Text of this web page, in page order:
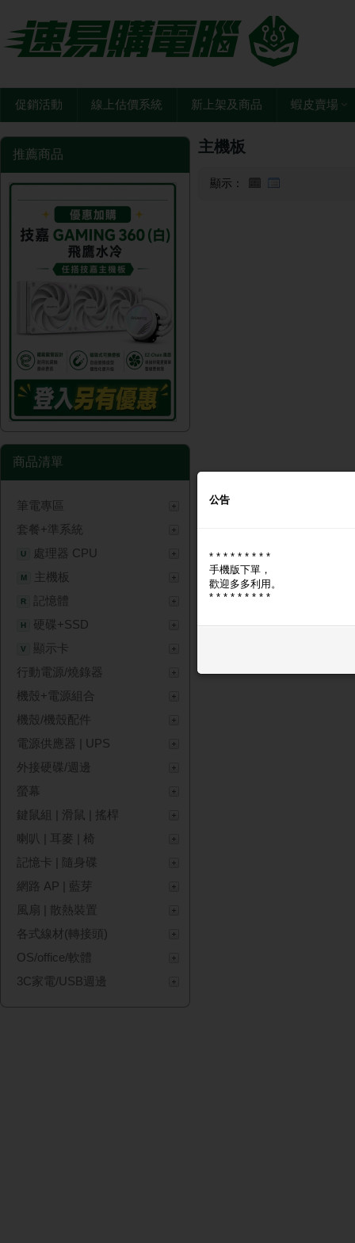
促銷活動 線上估價系統 新上架及商品 蝦皮賣場
推薦商品
商品清單
筆電專區
套餐+準系統
U 處理器 CPU
M 主機板
R 記憶體
H 硬碟+SSD
V
顯示卡
行動電源/燒錄器
機殼+電源組合
機殼/機殼配件
電源供應器 | UPS
外接硬碟/週邊
螢幕
鍵鼠組 | 滑鼠 | 搖桿
喇叭 | 耳麥 | 椅
記憶卡 | 隨身碟
網路 AP | 藍芽
風扇 | 散熱裝置
各式線材(轉接頭)
OS/office/軟體
3C家電/USB週邊
主機板
顯示：
公告
* * * * * * * * *
手機版下單，
歡迎多多利用。
* * * * * * * * *